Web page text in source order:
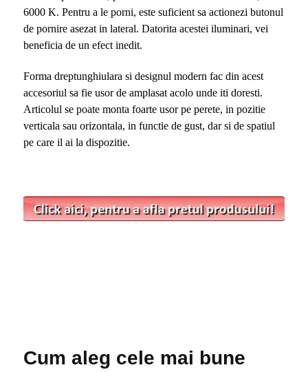
6000 K. Pentru a le porni, este suficient sa actionezi butonul
de pornire asezat in lateral. Datorita acestei iluminari, vei
beneficia de un efect inedit.
Forma dreptunghiulara si designul modern fac din acest
accesoriul sa fie usor de amplasat acolo unde iti doresti.
Articolul se poate monta foarte usor pe perete, in pozitie
verticala sau orizontala, in functie de gust, dar si de spatiul
pe care il ai la dispozitie.
Cum aleg cele mai bune